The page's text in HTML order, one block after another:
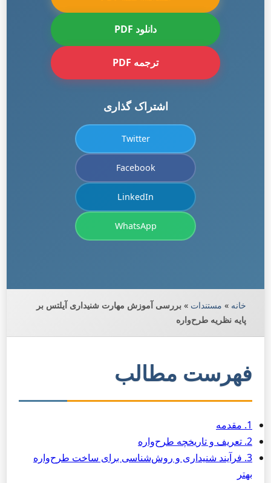
دانلود PDF
ترجمه PDF
اشتراک گذاری
Twitter
Facebook
LinkedIn
WhatsApp
خانه » مستندات » بررسی آموزش مهارت شنیداری آیلتس بر
پایه نظریه طرح‌واره
فهرست مطالب
1. مقدمه
2. تعریف و تاریخچه طرح‌واره
3. فرآیند شنیداری و روش‌شناسی برای ساخت طرح‌واره
بهتر